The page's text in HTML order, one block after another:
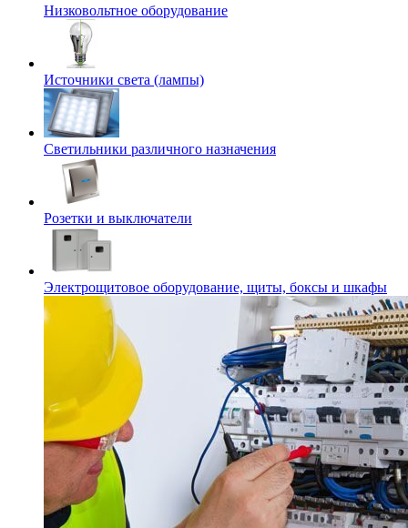
Низковольтное оборудование
Источники света (лампы)
Светильники различного назначения
Розетки и выключатели
Электрощитовое оборудование, щиты, боксы и шкафы